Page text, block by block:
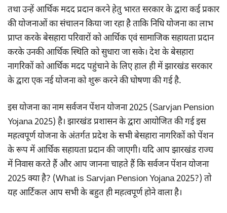
तथा उन्हें आर्थिक मदद प्रदान करने हेतु भारत सरकार के द्वारा कई प्रकार
की योजनाओं का संचालन किया जा रहा है ताकि निधि योजना का लाभ
प्राप्त करके बेसहारा परिवारों को आर्थिक एवं सामाजिक सहायता प्रदान
करके उनकी आर्थिक स्थिति को सुधारा जा सके। देश के बेसहारा
नागरिकों को आर्थिक मदद पहुंचाने के लिए हाल ही में झारखंड सरकार
के द्वारा एक नई योजना को शुरू करने की घोषणा की गई है.
इस योजना का नाम सर्वजन पेंशन योजना 2025 (Sarvjan Pension
Yojana 2025) है। झारखंड प्रशासन के द्वारा आयोजित की गई इस
महत्वपूर्ण योजना के अंतर्गत प्रदेश के सभी बेसहारा नागरिकों को पेंशन
के रूप में आर्थिक सहायता प्रदान की जाएगी। यदि आप झारखंड राज्य
में निवास करते हैं और आप जानना चाहते हैं कि सर्वजन पेंशन योजना
2025 क्या है? (What is Sarvjan Pension Yojana 2025?) तो
यह आर्टिकल आप सभी के बहुत ही महत्वपूर्ण होने वाला है।